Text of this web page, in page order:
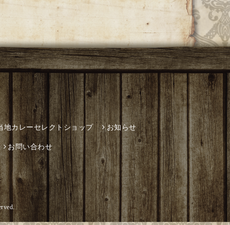
地カレーセレクトショップ お知らせ
お問い合わせ